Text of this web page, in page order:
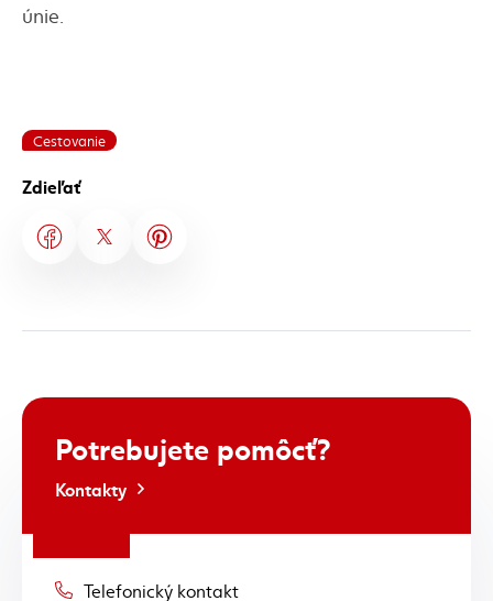
Zdieľať
únie.
Cestovanie
Potrebujete pomôcť?
Kontakty
Telefonický kontakt